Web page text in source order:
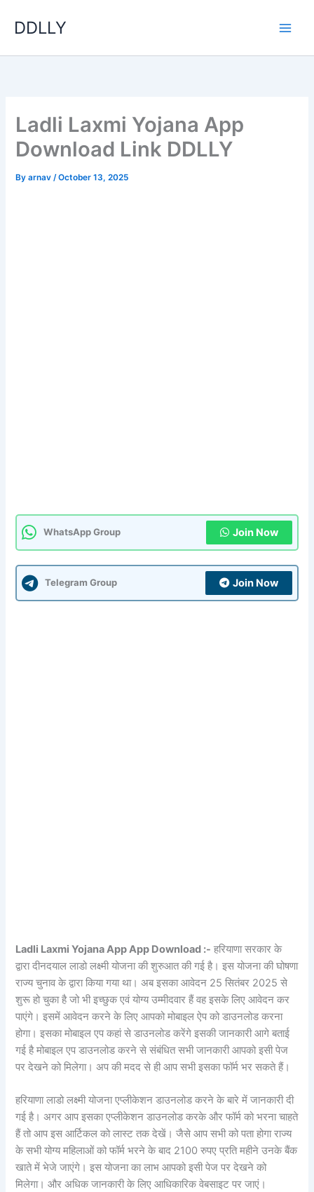
DDLLY
Ladli Laxmi Yojana App
Download Link DDLLY
Byarnav/October 13, 2025
WhatsApp Group Join Now
Telegram Group Join Now
Ladli Laxmi Yojana App App Download :- हरियाणा सरकार के
द्वारा दीनदयाल लाडो लक्ष्मी योजना की शुरुआत की गई है। इस योजना की घोषणा
राज्य चुनाव के द्वारा किया गया था। अब इसका आवेदन 25 सितंबर 2025 से
शुरू हो चुका है जो भी इच्छुक एवं योग्य उम्मीदवार हैं वह इसके लिए आवेदन कर
पाएंगे। इसमें आवेदन करने के लिए आपको मोबाइल ऐप को डाउनलोड करना
होगा। इसका मोबाइल एप कहां से डाउनलोड करेंगे इसकी जानकारी आगे बताई
गई है मोबाइल एप डाउनलोड करने से संबंधित सभी जानकारी आपको इसी पेज
पर देखने को मिलेगा। अप की मदद से ही आप सभी इसका फॉर्म भर सकते हैं।
हरियाणा लाडो लक्ष्मी योजना एप्लीकेशन डाउनलोड करने के बारे में जानकारी दी
गई है। अगर आप इसका एप्लीकेशन डाउनलोड करके और फॉर्म को भरना चाहते
हैं तो आप इस आर्टिकल को लास्ट तक देखें। जैसे आप सभी को पता होगा राज्य
के सभी योग्य महिलाओं को फॉर्म भरने के बाद 2100 रुपए प्रति महीने उनके बैंक
खाते में भेजे जाएंगे। इस योजना का लाभ आपको इसी पेज पर देखने को
मिलेगा। और अधिक जानकारी के लिए आधिकारिक वेबसाइट पर जाएं।